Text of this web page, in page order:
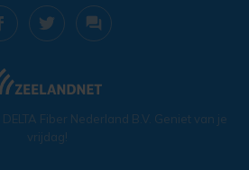
DELTA Fiber Nederland B.V. Geniet van je
vrijdag!